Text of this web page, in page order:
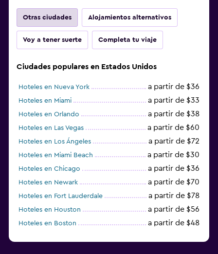
Otras ciudades Alojamientos alternativos
Voy a tener suerte Completa tu viaje
Ciudades populares en Estados Unidos
Hoteles en Nueva York a partir de $36
Hoteles en Miami a partir de $33
Hoteles en Orlando a partir de $38
Hoteles en Las Vegas a partir de $60
Hoteles en Los Ángeles a partir de $72
Hoteles en Miami Beach a partir de $30
Hoteles en Chicago a partir de $36
Hoteles en Newark a partir de $70
Hoteles en Fort Lauderdale a partir de $78
Hoteles en Houston a partir de $56
Hoteles en Boston a partir de $48